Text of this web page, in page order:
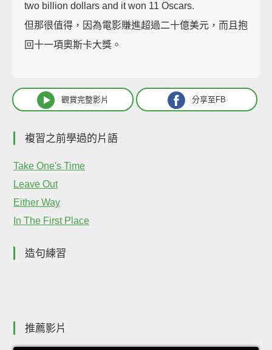
two billion dollars and it won 11 Oscars.
但那很值得，因為電影賺進超過二十億美元，而且抱
回十一項奧斯卡大獎。
觀賞完整影片 分享至FB
複習之前學過的片語
Take One's Time
Leave Out
Either Way
In The First Place
造句練習
推薦影片